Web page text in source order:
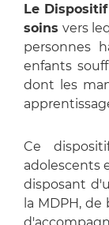
Le
soins vers
personnes
enfants
dont les
Ce
adolescents
disposant
la MDPH,